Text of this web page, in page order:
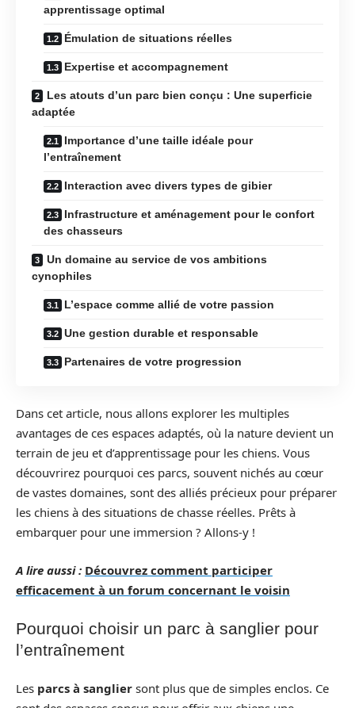
apprentissage optimal
Émulation de situations réelles
Expertise et accompagnement
Les atouts d’un parc bien conçu : Une superficie
adaptée
Importance d’une taille idéale pour
l’entraînement
Interaction avec divers types de gibier
Infrastructure et aménagement pour le confort
des chasseurs
Un domaine au service de vos ambitions
cynophiles
L’espace comme allié de votre passion
Une gestion durable et responsable
Partenaires de votre progression
Dans cet article, nous allons explorer les multiples
avantages de ces espaces adaptés, où la nature devient un
terrain de jeu et d’apprentissage pour les chiens. Vous
découvrirez pourquoi ces parcs, souvent nichés au cœur
de vastes domaines, sont des alliés précieux pour préparer
les chiens à des situations de chasse réelles. Prêts à
embarquer pour une immersion ? Allons-y !
A lire aussi : Découvrez comment participer
efficacement à un forum concernant le voisin
Pourquoi choisir un parc à sanglier pour
l’entraînement
Les parcs à sanglier sont plus que de simples enclos. Ce